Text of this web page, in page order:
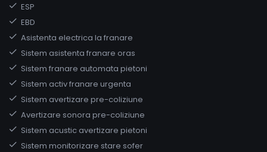
ESP
EBD
Asistenta electrica la franare
Sistem asistenta franare oras
Sistem franare automata pietoni
Sistem activ franare urgenta
Sistem avertizare pre-coliziune
Avertizare sonora pre-coliziune
Sistem acustic avertizare pietoni
Sistem monitorizare stare sofer